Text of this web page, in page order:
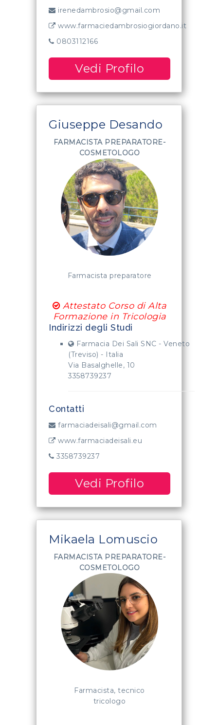
irenedambrosio@gmail.com
www.farmaciedambrosiogiordano.it
0803112166
Vedi Profilo
Giuseppe Desando
FARMACISTA PREPARATORE-
COSMETOLOGO
Farmacista preparatore
Attestato Corso di Alta
Formazione in Tricologia
Indirizzi degli Studi
Farmacia Dei Sali SNC - Veneto
(Treviso) - Italia
Via Basalghelle, 10
3358739237
Contatti
farmaciadeisali@gmail.com
www.farmaciadeisali.eu
3358739237
Vedi Profilo
Mikaela Lomuscio
FARMACISTA PREPARATORE-
COSMETOLOGO
Farmacista, tecnico
tricologo